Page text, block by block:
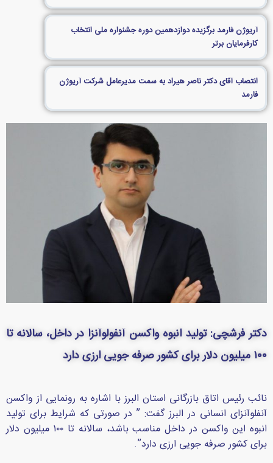
آریوژن فارمد برگزیده دوازدهمین دوره جشنواره ملی انتخاب
کارفرمایان برتر
انتصاب آقای دکتر ناصر هیراد به سمت مدیرعامل شرکت آریوژن
فارمد
دکتر فرشچی: تولید انبوه واکسن آنفولوآنزا در داخل، سالانه تا
۱۰۰ میلیون دلار برای کشور صرفه جویی ارزی دارد
نائب رئیس اتاق بازرگانی استان البرز با اشاره به رونمایی از واکسن
آنفلوآنزای انسانی در البرز گفت: ” در صورتی که شرایط برای تولید
انبوه این واکسن در داخل مناسب باشد، سالانه تا ۱۰۰ میلیون دلار
برای کشور صرفه جویی ارزی دارد”.